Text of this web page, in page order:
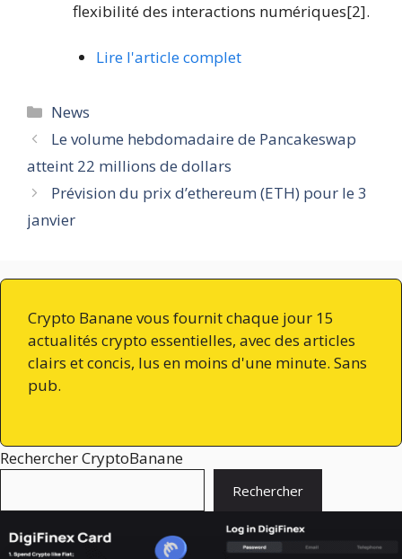
flexibilité des interactions numériques[2].
Lire l'article complet
Catégories
News
Le volume hebdomadaire de Pancakeswap
atteint 22 millions de dollars
Prévision du prix d’ethereum (ETH) pour le 3
janvier
Crypto Banane vous fournit chaque jour 15
actualités crypto essentielles, avec des articles
clairs et concis, lus en moins d'une minute. Sans
pub.
Rechercher CryptoBanane
Rechercher